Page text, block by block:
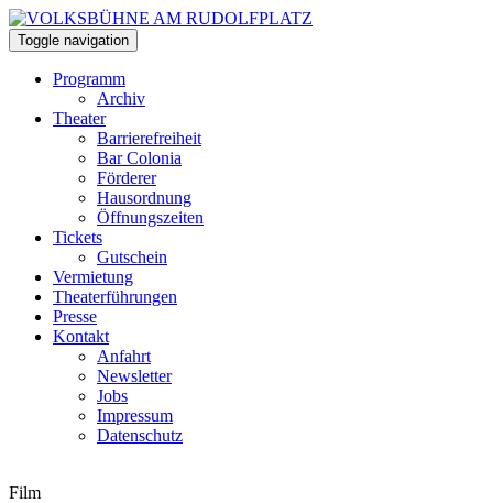
Toggle navigation
Programm
Archiv
Theater
Barrierefreiheit
Bar Colonia
Förderer
Hausordnung
Öffnungszeiten
Tickets
Gutschein
Vermietung
Theaterführungen
Presse
Kontakt
Anfahrt
Newsletter
Jobs
Impressum
Datenschutz
Film